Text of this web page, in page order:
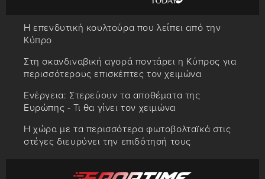
Η επενδυτική κουλτούρα που λείπει από την
Κύπρο
Στη σκανδιναβική αγορά ποντάρει η Κύπρος για
περισσότερους επισκέπτες τον χειμώνα
Ενέργεια: Στερεύουν τα αποθέματα της
Ευρώπης - Τι θα γίνει τον χειμώνα
Η χώρα με τα περισσότερα φωτοβολταϊκά στις
στέγες διευρύνει την επιδότησή τους